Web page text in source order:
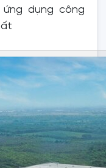
dụng công